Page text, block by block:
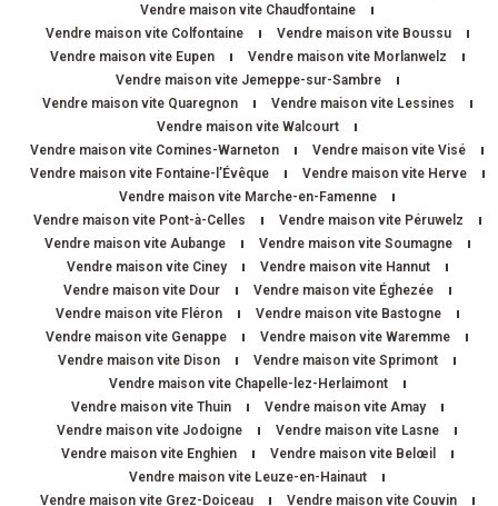
Vendre maison vite Chaudfontaine
Vendre maison vite Colfontaine
Vendre maison vite Boussu
Vendre maison vite Eupen
Vendre maison vite Morlanwelz
Vendre maison vite Jemeppe-sur-Sambre
Vendre maison vite Quaregnon
Vendre maison vite Lessines
Vendre maison vite Walcourt
Vendre maison vite Comines-Warneton
Vendre maison vite Visé
Vendre maison vite Fontaine-l’Évêque
Vendre maison vite Herve
Vendre maison vite Marche-en-Famenne
Vendre maison vite Pont-à-Celles
Vendre maison vite Péruwelz
Vendre maison vite Aubange
Vendre maison vite Soumagne
Vendre maison vite Ciney
Vendre maison vite Hannut
Vendre maison vite Dour
Vendre maison vite Éghezée
Vendre maison vite Fléron
Vendre maison vite Bastogne
Vendre maison vite Genappe
Vendre maison vite Waremme
Vendre maison vite Dison
Vendre maison vite Sprimont
Vendre maison vite Chapelle-lez-Herlaimont
Vendre maison vite Thuin
Vendre maison vite Amay
Vendre maison vite Jodoigne
Vendre maison vite Lasne
Vendre maison vite Enghien
Vendre maison vite Belœil
Vendre maison vite Leuze-en-Hainaut
Vendre maison vite Grez-Doiceau
Vendre maison vite Couvin